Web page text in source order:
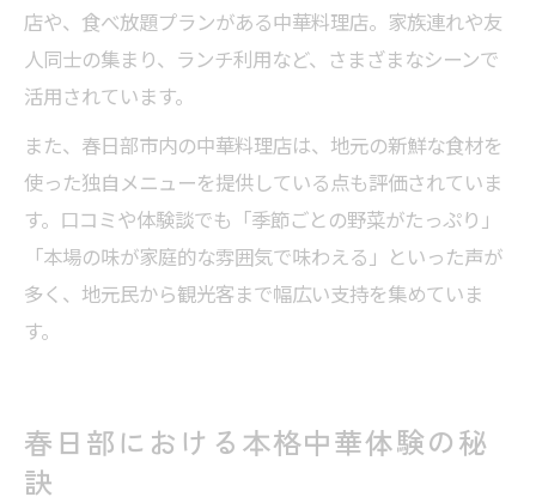
店や、食べ放題プランがある中華料理店。家族連れや友
人同士の集まり、ランチ利用など、さまざまなシーンで
活用されています。
また、春日部市内の中華料理店は、地元の新鮮な食材を
使った独自メニューを提供している点も評価されていま
す。口コミや体験談でも「季節ごとの野菜がたっぷり」
「本場の味が家庭的な雰囲気で味わえる」といった声が
多く、地元民から観光客まで幅広い支持を集めていま
す。
春日部における本格中華体験の秘
訣